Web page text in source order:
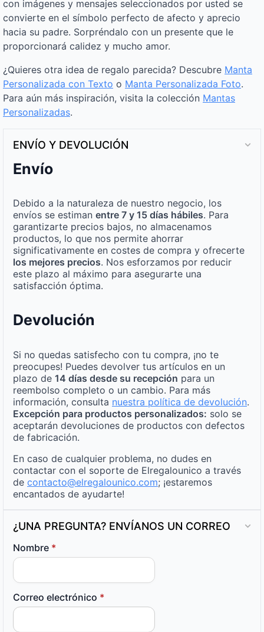
con imágenes y mensajes seleccionados por usted se
convierte en el símbolo perfecto de afecto y aprecio
hacia su padre. Sorpréndalo con un presente que le
proporcionará calidez y mucho amor.
¿Quieres otra idea de regalo parecida? Descubre Manta
Personalizada con Texto o Manta Personalizada Foto.
Para aún más inspiración, visita la colección Mantas
Personalizadas.
ENVÍO Y DEVOLUCIÓN
Envío
Debido a la naturaleza de nuestro negocio, los
envíos se estiman entre 7 y 15 días hábiles. Para
garantizarte precios bajos, no almacenamos
productos, lo que nos permite ahorrar
significativamente en costes de compra y ofrecerte
los mejores precios. Nos esforzamos por reducir
este plazo al máximo para asegurarte una
satisfacción óptima.
Devolución
Si no quedas satisfecho con tu compra, ¡no te
preocupes! Puedes devolver tus artículos en un
plazo de 14 días desde su recepción para un
reembolso completo o un cambio. Para más
información, consulta nuestra política de devolución.
Excepción para productos personalizados: solo se
aceptarán devoluciones de productos con defectos
de fabricación.
En caso de cualquier problema, no dudes en
contactar con el soporte de Elregalounico a través
de contacto@elregalounico.com; ¡estaremos
encantados de ayudarte!
¿UNA PREGUNTA? ENVÍANOS UN CORREO
Nombre *
Correo electrónico *